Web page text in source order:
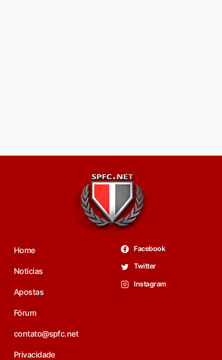
Home
Noticias
Apostas
Fórum
contato@spfc.net
Privacidade
Facebook
Twitter
Instagram